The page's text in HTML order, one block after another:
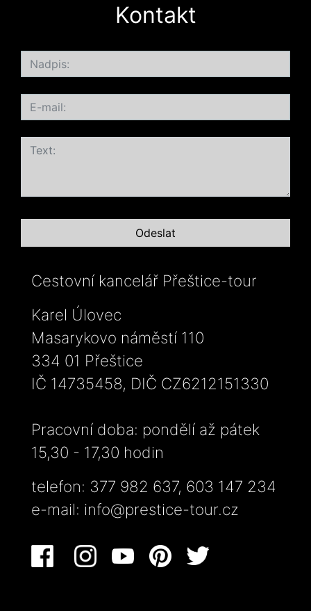
Kontakt
Cestovní kancelář Přeštice-tour
Karel Úlovec
Masarykovo náměstí 110
334 01 Přeštice
IČ 14735458, DIČ CZ6212151330
Pracovní doba: pondělí až pátek
15,30 - 17,30 hodin
telefon: 377 982 637, 603 147 234
e-mail: info@prestice-tour.cz